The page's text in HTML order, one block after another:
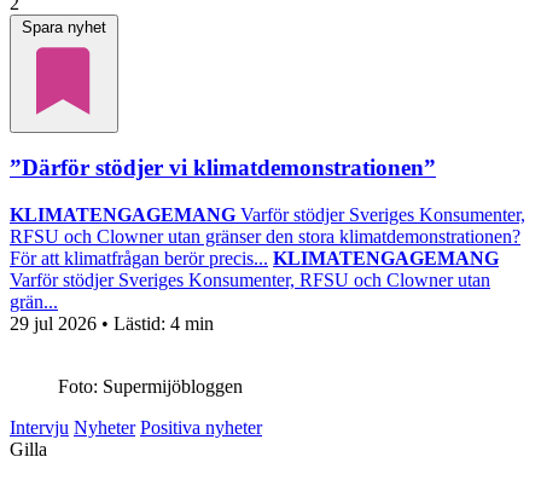
Spara nyhet
”Därför stödjer vi klimatdemonstrationen”
KLIMATENGAGEMANG Varför stödjer Sveriges Konsumenter,
RFSU och Clowner utan gränser den stora klimatdemonstrationen?
För att klimatfrågan berör precis... KLIMATENGAGEMANG
Varför stödjer Sveriges Konsumenter, RFSU och Clowner utan
grän...
29 jul 2026 • Lästid: 4 min
Foto: Supermijöbloggen
Intervju Nyheter Positiva nyheter
Gilla